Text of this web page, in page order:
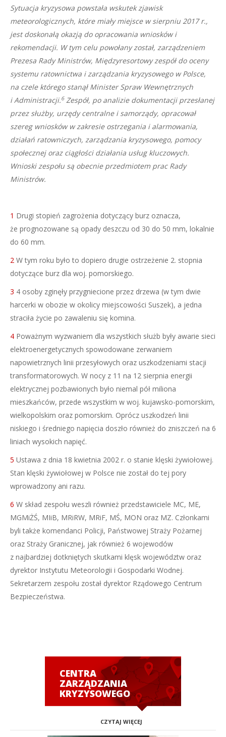
Sytuacja kryzysowa powstała wskutek zjawisk
meteorologicznych, które miały miejsce w sierpniu 2017 r.,
jest doskonałą okazją do opracowania wniosków i
rekomendacji. W tym celu powołany został, zarządzeniem
Prezesa Rady Ministrów, Międzyresortowy zespół do oceny
systemu ratownictwa i zarządzania kryzysowego w Polsce,
na czele którego stanął Minister Spraw Wewnętrznych
i Administracji.6Zespół, po analizie dokumentacji przesłanej
przez służby, urzędy centralne i samorządy, opracował
szereg wniosków w zakresie ostrzegania i alarmowania,
działań ratowniczych, zarządzania kryzysowego, pomocy
społecznej oraz ciągłości działania usług kluczowych.
Wnioski zespołu są obecnie przedmiotem prac Rady
Ministrów.
1 Drugi stopień zagrożenia dotyczący burz oznacza,
że prognozowane są opady deszczu od 30 do 50 mm, lokalnie
do 60 mm.
2 W tym roku było to dopiero drugie ostrzeżenie 2. stopnia
dotyczące burz dla woj. pomorskiego.
3 4 osoby zginęły przygniecione przez drzewa (w tym dwie
harcerki w obozie w okolicy miejscowości Suszek), a jedna
straciła życie po zawaleniu się komina.
4 Poważnym wyzwaniem dla wszystkich służb były awarie sieci
elektroenergetycznych spowodowane zerwaniem
napowietrznych linii przesyłowych oraz uszkodzeniami stacji
transformatorowych. W nocy z 11 na 12 sierpnia energii
elektrycznej pozbawionych było niemal pół miliona
mieszkańców, przede wszystkim w woj. kujawsko-pomorskim,
wielkopolskim oraz pomorskim. Oprócz uszkodzeń linii
niskiego i średniego napięcia doszło również do zniszczeń na 6
liniach wysokich napięć.
5 Ustawa z dnia 18 kwietnia 2002 r. o stanie klęski żywiołowej.
Stan klęski żywiołowej w Polsce nie został do tej pory
wprowadzony ani razu.
6 W skład zespołu weszli również przedstawiciele MC, ME,
MGMiŻŚ, MIiB, MRiRW, MRiF, MŚ, MON oraz MZ. Członkami
byli także komendanci Policji, Państwowej Straży Pożarnej
oraz Straży Granicznej, jak również 6 wojewodów
z najbardziej dotkniętych skutkami klęsk województw oraz
dyrektor Instytutu Meteorologii i Gospodarki Wodnej.
Sekretarzem zespołu został dyrektor Rządowego Centrum
Bezpieczeństwa.
CENTRA
ZARZĄDZANIA
KRYZYSOWEGO
CZYTAJ WIĘCEJ